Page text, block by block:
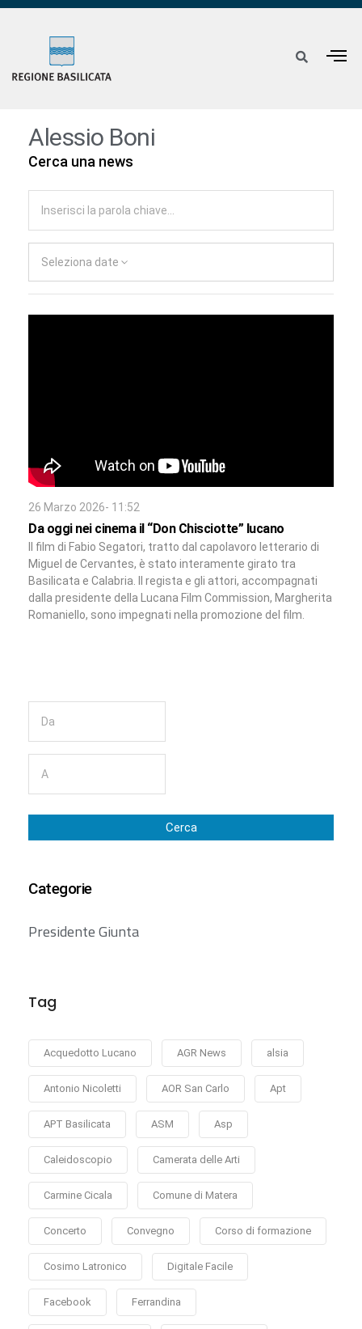
Alessio Boni
Cerca una news
Seleziona date
26 Marzo 2026- 11:52
Da oggi nei cinema il “Don Chisciotte” lucano
Il film di Fabio Segatori, tratto dal capolavoro letterario di
Miguel de Cervantes, è stato interamente girato tra
Basilicata e Calabria. Il regista e gli attori, accompagnati
dalla presidente della Lucana Film Commission, Margherita
Romaniello, sono impegnati nella promozione del film.
Cerca
Categorie
Presidente Giunta
Tag
Acquedotto Lucano AGR News alsia
Antonio Nicoletti AOR San Carlo Apt
APT Basilicata ASM Asp
Caleidoscopio Camerata delle Arti
Carmine Cicala Comune di Matera
Concerto Convegno Corso di formazione
Cosimo Latronico Digitale Facile
Facebook Ferrandina